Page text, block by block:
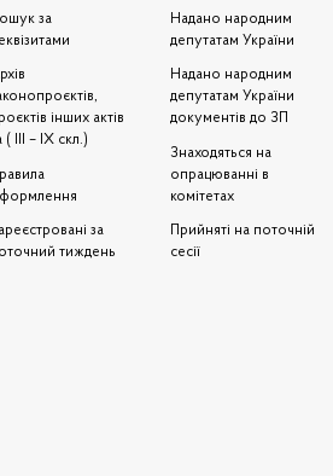
за
інших актів
( III – IX скл.)
за
тиждень
Надано народним
депутатам України
Надано народним
депутатам України
документів до ЗП
Знаходяться на
опрацюванні в
комітетах
Прийняті на поточній
сесії